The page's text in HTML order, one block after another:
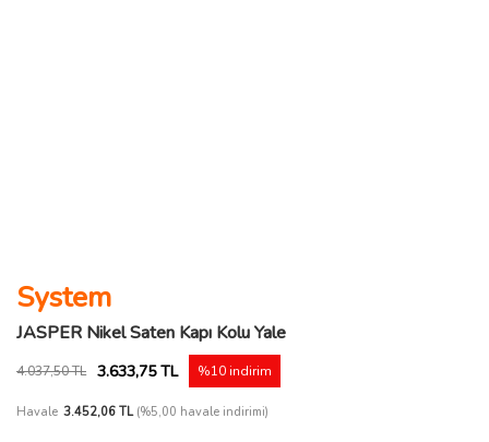
System
JASPER Nikel Saten Kapı Kolu Yale
4.037,50 TL 3.633,75 TL %10 indirim
Havale 3.452,06 TL(%5,00 havale indirimi)